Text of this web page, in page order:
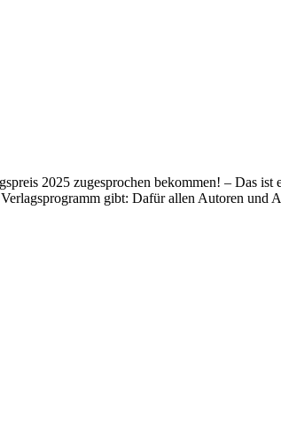
2025 zugesprochen bekommen! – Das
gibt: Dafür allen Autoren